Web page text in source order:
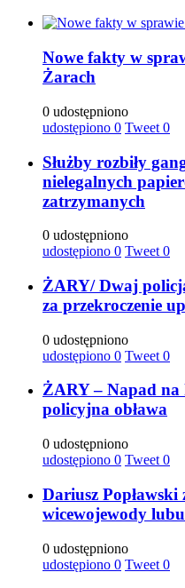
Nowe fakty w
Żarach
0 udostępniono
udostępiono 0 Tweet 0
Służby rozbiły
nielegalnych
zatrzymanych
0 udostępniono
udostępiono 0 Tweet 0
ŻARY/ Dwaj
za przekroczenie
0 udostępniono
udostępiono 0 Tweet 0
ŻARY – Napad
policyjna obława
0 udostępniono
udostępiono 0 Tweet 0
Dariusz Popławski
wicewojewody
0 udostępniono
udostępiono 0 Tweet 0